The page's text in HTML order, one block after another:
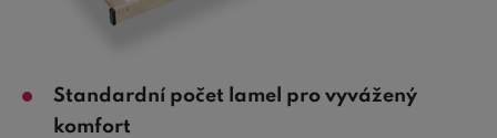
Standardní počet lamel pro vyvážený
komfort